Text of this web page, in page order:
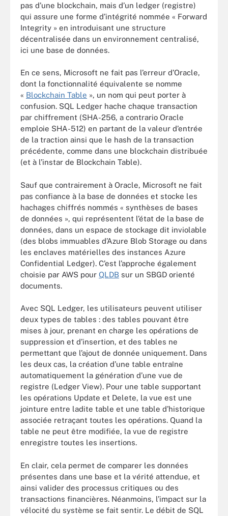
pas d’une blockchain, mais d’un ledger (registre)
qui assure une forme d’intégrité nommée « Forward
Integrity » en introduisant une structure
décentralisée dans un environnement centralisé,
ici une base de données.
En ce sens, Microsoft ne fait pas l’erreur d’Oracle,
dont la fonctionnalité équivalente se nomme
« Blockchain Table », un nom qui peut porter à
confusion. SQL Ledger hache chaque transaction
par chiffrement (SHA-256, a contrario Oracle
emploie SHA-512) en partant de la valeur d’entrée
de la traction ainsi que le hash de la transaction
précédente, comme dans une blockchain distribuée
(et à l’instar de Blockchain Table).
Sauf que contrairement à Oracle, Microsoft ne fait
pas confiance à la base de données et stocke les
hachages chiffrés nommés « synthèses de bases
de données », qui représentent l’état de la base de
données, dans un espace de stockage dit inviolable
(des blobs immuables d’Azure Blob Storage ou dans
les enclaves matérielles des instances Azure
Confidential Ledger). C’est l’approche également
choisie par AWS pour QLDB sur un SBGD orienté
documents.
Avec SQL Ledger, les utilisateurs peuvent utiliser
deux types de tables : des tables pouvant être
mises à jour, prenant en charge les opérations de
suppression et d’insertion, et des tables ne
permettant que l’ajout de donnée uniquement. Dans
les deux cas, la création d’une table entraîne
automatiquement la génération d’une vue de
registre (Ledger View). Pour une table supportant
les opérations Update et Delete, la vue est une
jointure entre ladite table et une table d’historique
associée retraçant toutes les opérations. Quand la
table ne peut être modifiée, la vue de registre
enregistre toutes les insertions.
En clair, cela permet de comparer les données
présentes dans une base et la vérité attendue, et
ainsi valider des processus critiques ou des
transactions financières. Néanmoins, l’impact sur la
vélocité du système se fait sentir. Le débit de SQL